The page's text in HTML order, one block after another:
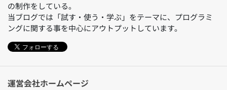
の制作をしている。
当ブログでは「試す・使う・学ぶ」をテーマに、プログラミ
ングに関する事を中心にアウトプットしています。
フォローする
運営会社ホームページ